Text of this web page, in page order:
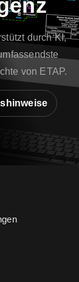
durch KI,
von ETAP.